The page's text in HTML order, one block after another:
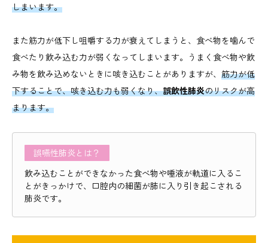
しまいます。
また筋力が低下し咀嚼する力が衰えてしまうと、食べ物を噛んで
食べたり飲み込む力が弱くなってしまいます。うまく食べ物や飲
み物を飲み込めないときに咳き込むことがありますが、 筋力が低
下することで、咳き込む力も弱くなり、誤飲性肺炎のリスクが高
まります。
誤嚥性肺炎とは？
飲み込むことができなかった食べ物や唾液が軌道に入るこ
とがきっかけで、口腔内の細菌が肺に入り引き起こされる
肺炎です。